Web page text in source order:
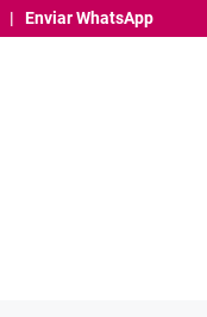
| Enviar WhatsApp